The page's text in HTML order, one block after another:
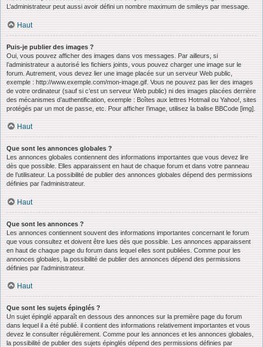
L’administrateur peut aussi avoir défini un nombre maximum de smileys par message.
Haut
Puis-je publier des images ?
Oui, vous pouvez afficher des images dans vos messages. Par ailleurs, si
l’administrateur a autorisé les fichiers joints, vous pouvez charger une image sur le
forum. Autrement, vous devez lier une image placée sur un serveur Web public,
exemple : http://www.exemple.com/mon-image.gif. Vous ne pouvez pas lier des images
de votre ordinateur (sauf si c’est un serveur Web public) ni des images placées derrière
des mécanismes d’authentification, exemple : Boîtes aux lettres Hotmail ou Yahoo!, sites
protégés par un mot de passe, etc. Pour afficher l’image, utilisez la balise BBCode [img].
Haut
Que sont les annonces globales ?
Les annonces globales contiennent des informations importantes que vous devez lire
dès que possible. Elles apparaissent en haut de chaque forum et dans votre panneau
de l’utilisateur. La possibilité de publier des annonces globales dépend des permissions
définies par l’administrateur.
Haut
Que sont les annonces ?
Les annonces contiennent souvent des informations importantes concernant le forum
que vous consultez et doivent être lues dès que possible. Les annonces apparaissent
en haut de chaque page du forum dans lequel elles sont publiées. Comme pour les
annonces globales, la possibilité de publier des annonces dépend des permissions
définies par l’administrateur.
Haut
Que sont les sujets épinglés ?
Un sujet épinglé apparaît en dessous des annonces sur la première page du forum
dans lequel il a été publié. il contient des informations relativement importantes et vous
devez le consulter régulièrement. Comme pour les annonces et les annonces globales,
la possibilité de publier des sujets épinglés dépend des permissions définies par